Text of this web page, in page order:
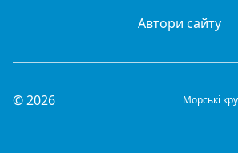
Автори сайту
© 2026 Морські